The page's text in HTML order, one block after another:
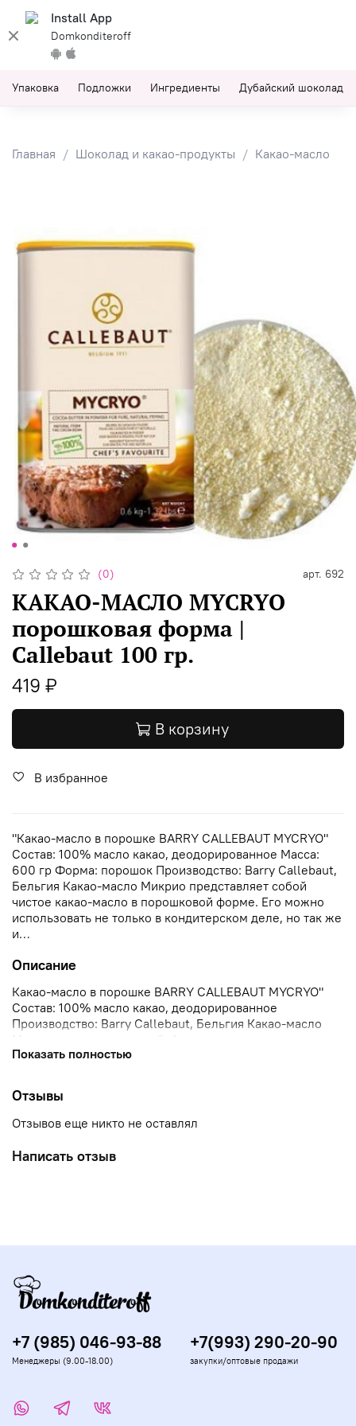
Install App
Domkonditeroff
Упаковка Подложки Ингредиенты Дубайский шоколад
Главная Шоколад и какао-продукты Какао-масло
(0) арт. 692
КАКАО-МАСЛО MYCRYO
порошковая форма |
Callebaut 100 гр.
419 ₽
В корзину
В избранное
"Какао-масло в порошке BARRY CALLEBAUT MYCRYO"
Состав: 100% масло какао, деодорированное Масса:
600 гр Форма: порошок Производство: Barry Callebaut,
Бельгия Какао-масло Микрио представляет собой
чистое какао-масло в порошковой форме. Его можно
использовать не только в кондитерском деле, но так же
и…
Описание
Какао-масло в порошке BARRY CALLEBAUT MYCRYO"
Состав: 100% масло какао, деодорированное
Производство: Barry Callebaut, Бельгия Какао-масло
Микрио представляет собой чистое какао-масло для
темперирования в порошковой форме.
Показать полностью
Отзывы
Отзывов еще никто не оставлял
Написать отзыв
+7 (985) 046-93-88
Менеджеры (9.00-18.00)
+7(993) 290-20-90
закупки/оптовые продажи